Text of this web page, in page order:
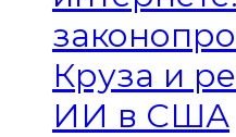
Круза и
ИИ в США